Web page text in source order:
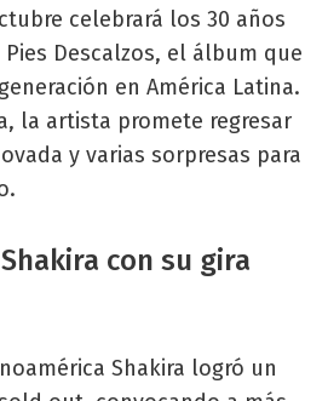
celebrará los 30 años
Descalzos, el álbum que
en América Latina.
la artista promete regresar
y varias sorpresas para
con su gira
Shakira logró un